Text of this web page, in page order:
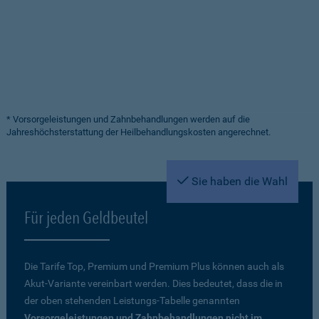
* Vorsorgeleistungen und Zahnbehandlungen werden auf die
Jahreshöchsterstattung der Heilbehandlungskosten angerechnet.
Sie haben die Wahl
Für jeden Geldbeutel
Die Tarife Top, Premium und Premium Plus können auch als
Akut-Variante vereinbart werden. Dies bedeutet, dass die in
der oben stehenden Leistungs-Tabelle genannten